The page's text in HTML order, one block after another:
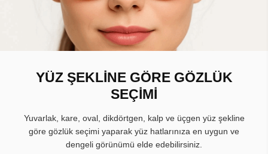
YÜZ ŞEKLİNE GÖRE GÖZLÜK
SEÇİMİ
Yuvarlak, kare, oval, dikdörtgen, kalp ve üçgen yüz şekline
göre gözlük seçimi yaparak yüz hatlarınıza en uygun ve
dengeli görünümü elde edebilirsiniz.